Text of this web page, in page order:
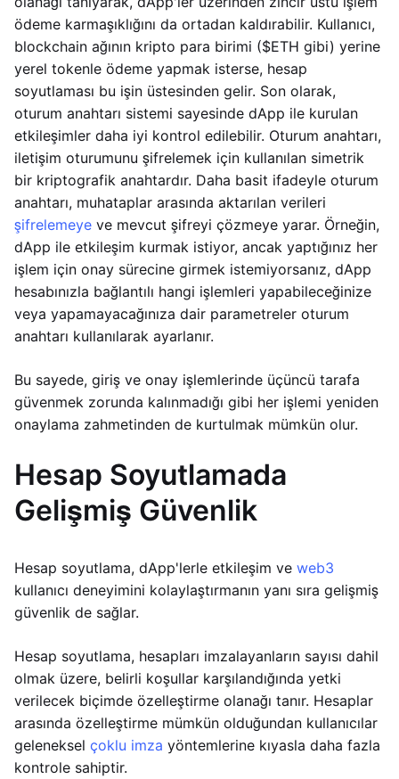
ödeme karmaşıklığını da ortadan kaldırabilir. Kullanıcı,
blockchain ağının kripto para birimi ($ETH gibi) yerine
yerel tokenle ödeme yapmak isterse, hesap
soyutlaması bu işin üstesinden gelir. Son olarak,
oturum anahtarı sistemi sayesinde dApp ile kurulan
etkileşimler daha iyi kontrol edilebilir. Oturum anahtarı,
iletişim oturumunu şifrelemek için kullanılan simetrik
bir kriptografik anahtardır. Daha basit ifadeyle oturum
anahtarı, muhataplar arasında aktarılan verileri
şifrelemeye ve mevcut şifreyi çözmeye yarar. Örneğin,
dApp ile etkileşim kurmak istiyor, ancak yaptığınız her
işlem için onay sürecine girmek istemiyorsanız, dApp
hesabınızla bağlantılı hangi işlemleri yapabileceğinize
veya yapamayacağınıza dair parametreler oturum
anahtarı kullanılarak ayarlanır.
Bu sayede, giriş ve onay işlemlerinde üçüncü tarafa
güvenmek zorunda kalınmadığı gibi her işlemi yeniden
onaylama zahmetinden de kurtulmak mümkün olur.
Hesap Soyutlamada
Gelişmiş Güvenlik
Hesap soyutlama, dApp'lerle etkileşim ve web3
kullanıcı deneyimini kolaylaştırmanın yanı sıra gelişmiş
güvenlik de sağlar.
Hesap soyutlama, hesapları imzalayanların sayısı dahil
olmak üzere, belirli koşullar karşılandığında yetki
verilecek biçimde özelleştirme olanağı tanır. Hesaplar
arasında özelleştirme mümkün olduğundan kullanıcılar
geleneksel çoklu imza yöntemlerine kıyasla daha fazla
kontrole sahiptir.